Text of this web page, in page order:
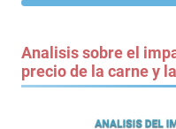
Analisis sobre el
precio de la carne y